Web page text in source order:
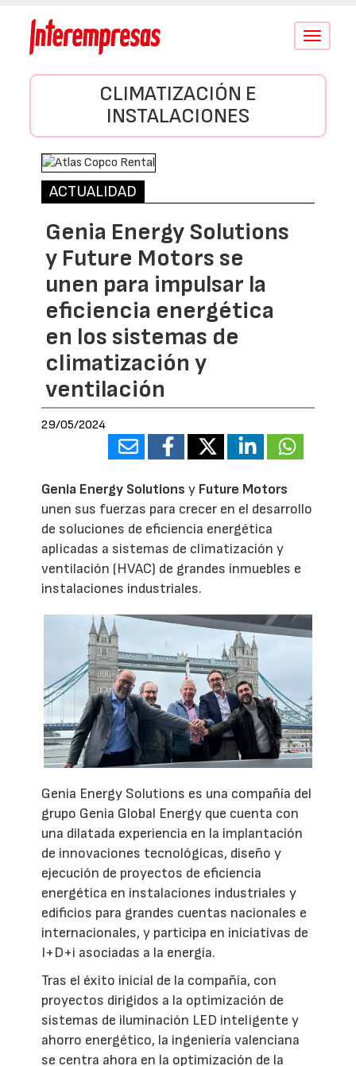
Conmutar
CLIMATIZACIÓN E
INSTALACIONES
ACTUALIDAD
Genia Energy Solutions
y Future Motors se
unen para impulsar la
eficiencia energética
en los sistemas de
climatización y
ventilación
29/05/2024
Genia Energy Solutions y Future Motors
unen sus fuerzas para crecer en el desarrollo
de soluciones de eficiencia energética
aplicadas a sistemas de climatización y
ventilación (HVAC) de grandes inmuebles e
instalaciones industriales.
Genia Energy Solutions es una compañía del
grupo Genia Global Energy que cuenta con
una dilatada experiencia en la implantación
de innovaciones tecnológicas, diseño y
ejecución de proyectos de eficiencia
energética en instalaciones industriales y
edificios para grandes cuentas nacionales e
internacionales, y participa en iniciativas de
I+D+i asociadas a la energía.
Tras el éxito inicial de la compañía, con
proyectos dirigidos a la optimización de
sistemas de iluminación LED inteligente y
ahorro energético, la ingeniería valenciana
se centra ahora en la optimización de la